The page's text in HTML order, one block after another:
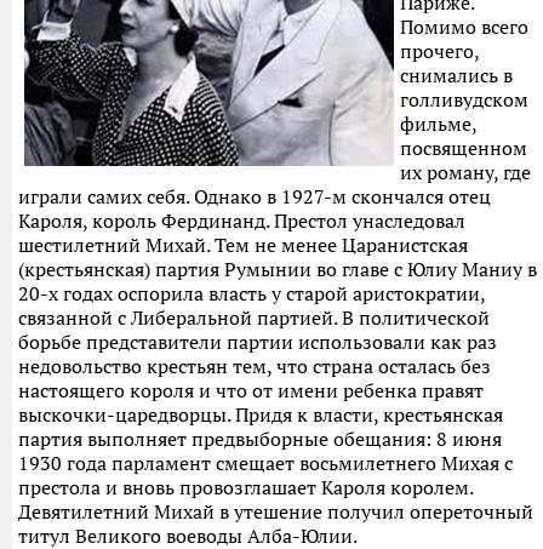
Помимо всего
прочего,
снимались в
голливудском
фильме,
посвященном
их роману, где
играли самих себя. Однако в 1927-м скончался отец
Кароля, король Фердинанд. Престол унаследовал
шестилетний Михай. Тем не менее Царанистская
(крестьянская) партия Румынии во главе с Юлиу Маниу в
20-х годах оспорила власть у старой аристократии,
связанной с Либеральной партией. В политической
борьбе представители партии использовали как раз
недовольство крестьян тем, что страна осталась без
настоящего короля и что от имени ребенка правят
выскочки-царедворцы. Придя к власти, крестьянская
партия выполняет предвыборные обещания: 8 июня
1930 года парламент смещает восьмилетнего Михая с
престола и вновь провозглашает Кароля королем.
Девятилетний Михай в утешение получил опереточный
титул Великого воеводы Алба-Юлии.